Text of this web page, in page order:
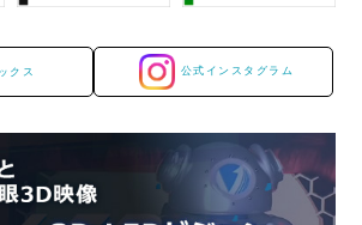
クス 公式インスタグラム